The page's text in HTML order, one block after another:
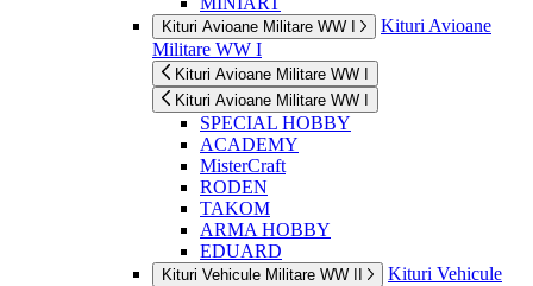
Kituri Avioane Militare WW I
Kituri Avioane
Militare WW I
Kituri Avioane Militare WW I
Kituri Avioane Militare WW I
SPECIAL HOBBY
ACADEMY
MisterCraft
RODEN
TAKOM
ARMA HOBBY
EDUARD
Kituri Vehicule Militare WW II
Kituri Vehicule